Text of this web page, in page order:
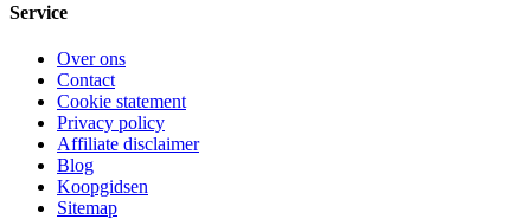
Service
Over ons
Contact
Cookie statement
Privacy policy
Affiliate disclaimer
Blog
Koopgidsen
Sitemap